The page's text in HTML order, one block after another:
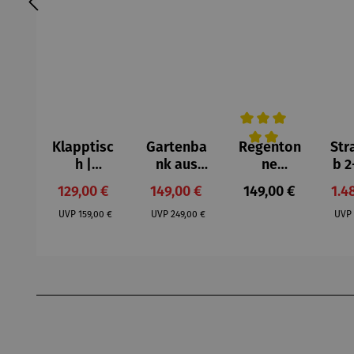
Klapptisc
h |
Teakholz –
Balcony
Verkaufspreis:
129,00 €
UVP Regulärer Preis:
159,00 €
Gartenba
nk aus
Teakholz –
HALBZEIT
|
Verkaufspreis:
149,00 €
UVP Regulärer Preis:
249,00 €
Durchschnittliche
Regenton
ne
Kompletts
et | Azura
Regulärer Preis:
149,00 €
b
UVP